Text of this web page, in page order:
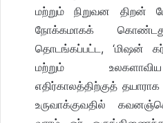
மற்றும் நிறுவன திறன்
நோக்கமாகக்
தொடங்கப்பட்ட, ‘மிஷன்
மற்றும்
எதிர்காலத்திற்குத்
உருவாக்குவதில்